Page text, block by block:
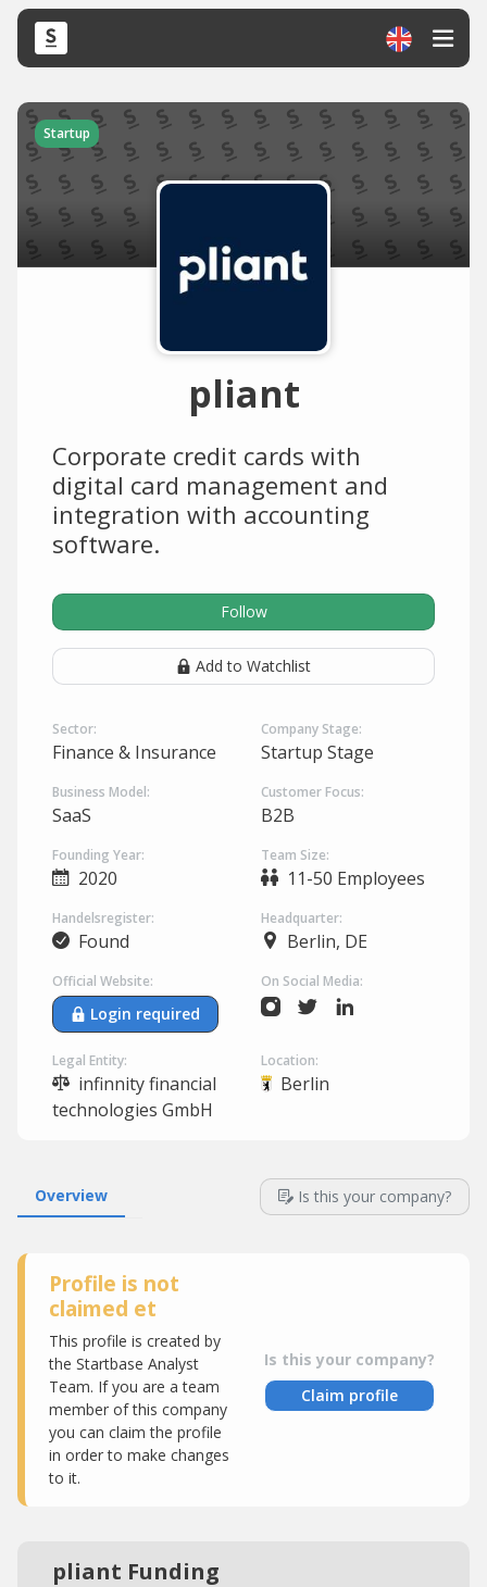
Startup
pliant
Corporate credit cards with
digital card management and
integration with accounting
software.
Follow
Add to Watchlist
Sector:
Finance & Insurance
Company Stage:
Startup Stage
Business Model:
SaaS
Customer Focus:
B2B
Founding Year:
2020
Team Size:
11-50 Employees
Handelsregister:
Found
Headquarter:
Berlin, DE
Official Website:
Login required
On Social Media:
Legal Entity:
infinnity financial
technologies GmbH
Location:
Berlin
Overview Is this your company?
Profile is not
claimed et
This profile is created by
the Startbase Analyst
Team. If you are a team
member of this company
you can claim the profile
in order to make changes
to it.
Is this your company?
Claim profile
pliant Funding